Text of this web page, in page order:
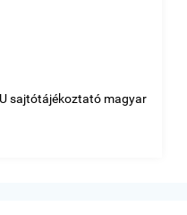
sajtótájékoztató magyar